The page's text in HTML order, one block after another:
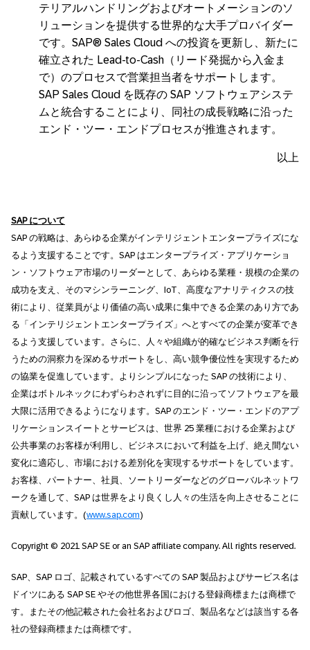
テリアルハンドリングおよびオートメーションのソ
リューションを提供する世界的な大手プロバイダー
です。SAP® Sales Cloud への投資を更新し、新たに
確立された Lead-to-Cash（リード発掘から入金ま
で）のプロセスで営業担当者をサポートします。
SAP Sales Cloud を既存の SAP ソフトウェアシステ
ムと統合することにより、同社の成長戦略に沿った
エンド・ツー・エンドプロセスが推進されます。
以上
SAP について
SAP の戦略は、あらゆる企業がインテリジェントエンタープライズにな
るよう支援することです。SAP はエンタープライズ・アプリケーショ
ン・ソフトウェア市場のリーダーとして、あらゆる業種・規模の企業の
成功を支え、そのマシンラーニング、IoT、高度なアナリティクスの技
術により、従業員がより価値の高い成果に集中できる企業のあり方であ
る「インテリジェントエンタープライズ」へとすべての企業が変革でき
るよう支援しています。さらに、人々や組織が的確なビジネス判断を行
うための洞察力を深めるサポートをし、高い競争優位性を実現するため
の協業を促進しています。よりシンプルになった SAP の技術により、
企業はボトルネックにわずらわされずに目的に沿ってソフトウェアを最
大限に活用できるようになります。SAP のエンド・ツー・エンドのアプ
リケーションスイートとサービスは、世界 25 業種における企業および
公共事業のお客様が利用し、ビジネスにおいて利益を上げ、絶え間ない
変化に適応し、市場における差別化を実現するサポートをしています。
お客様、パートナー、社員、ソートリーダーなどのグローバルネットワ
ークを通して、SAP は世界をより良くし人々の生活を向上させることに
貢献しています。(www.sap.com)
Copyright © 2021 SAP SE or an SAP affiliate company. All rights reserved.
SAP、SAP ロゴ、記載されているすべての SAP 製品およびサービス名は
ドイツにある SAP SE やその他世界各国における登録商標または商標で
す。またその他記載された会社名およびロゴ、製品名などは該当する各
社の登録商標または商標です。